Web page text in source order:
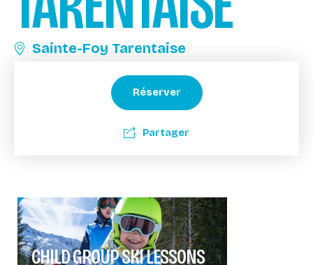
Sainte-Foy Tarentaise
Réserver
Partager
CHILD GROUP SKI LESSONS